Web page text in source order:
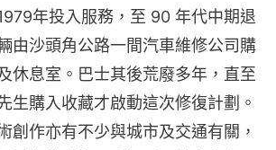
年投入服務，至 90 年代中期退
由沙頭角公路一間汽車維修公司購
休息室。巴士其後荒廢多年，直至
生購入收藏才啟動這次修復計劃。
創作亦有不少與城市及交通有關，